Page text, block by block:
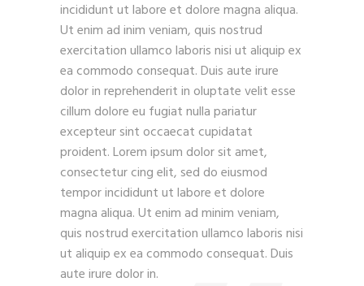
incididunt ut labore et dolore magna aliqua.
Ut enim ad inim veniam, quis nostrud
exercitation ullamco laboris nisi ut aliquip ex
ea commodo consequat. Duis aute irure
dolor in reprehenderit in oluptate velit esse
cillum dolore eu fugiat nulla pariatur
excepteur sint occaecat cupidatat
proident. Lorem ipsum dolor sit amet,
consectetur cing elit, sed do eiusmod
tempor incididunt ut labore et dolore
magna aliqua. Ut enim ad minim veniam,
quis nostrud exercitation ullamco laboris nisi
ut aliquip ex ea commodo consequat. Duis
aute irure dolor in.